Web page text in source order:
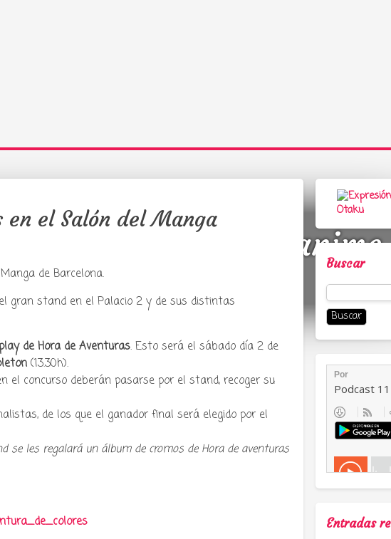
sobre manga,
japonesa ツ
el Salón del Manga
de Barcelona.
gran stand en el Palacio 2 y de sus distintas
de Hora de Aventuras. Esto será el sábado día 2 de
(13.30h).
el concurso deberán pasarse por el stand, recoger su
de los que el ganador final será elegido por el
les regalará un álbum de cromos de Hora de aventuras
Buscar
Buscar:
Entradas